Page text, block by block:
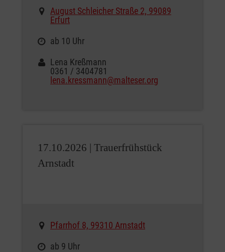
August Schleicher Straße 2, 99089
Erfurt
ab 10 Uhr
Lena Kreßmann
0361 / 3404781
lena.kressmann@malteser.org
17.10.2026 | Trauerfrühstück
Arnstadt
Pfarrhof 8, 99310 Arnstadt
ab 9 Uhr